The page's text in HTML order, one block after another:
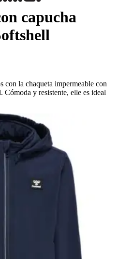
capucha
con la chaqueta impermeable con
y resistente, elle es ideal